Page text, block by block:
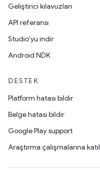
Geliştirici kılavuzları
API referansı
Studio'yu indir
Android NDK
DESTEK
Platform hatası bildir
Belge hatası bildir
Google Play support
Araştırma çalışmalarına katıl